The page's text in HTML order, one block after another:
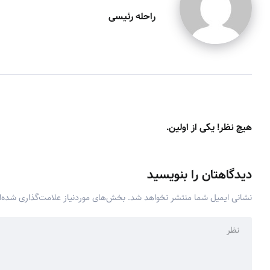
راحله رئیسی
هیچ نظر! یکی از اولین.
دیدگاهتان را بنویسید
نشانی ایمیل شما منتشر نخواهد شد. بخش‌های موردنیاز علامت‌گذاری